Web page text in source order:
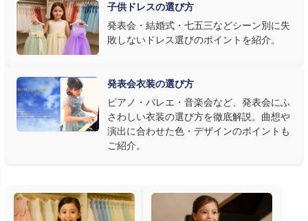
③ 演奏の動きを妨げない設計か確認する
発表会ドレス選びで見落とされがちなのが"動きやすさ"です。ピ
アノならペダル操作を妨げない丈感、バイオリンなら弓を動かす
右腕のゆとり、管楽器なら胸元の締め付けがないこと——演奏の
質は衣装で変わります。Angel's Closetのレンタル衣装は、元ピ
アノ教師の店長が発表会・コンクールでのご使用を前提に厳選し
た商品
を多数ご用意しています。
子供ドレスの選び方
発表会・結婚式・七五三などシーン別に失
敗しないドレス選びのポイントを紹介。
発表会衣装の選び方
ピアノ・バレエ・音楽会など、発表会にふ
さわしい衣装の選び方を徹底解説。曲想や
演出に合わせた色・デザインのポイントも
ご紹介。